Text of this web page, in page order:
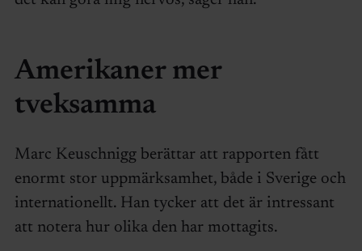
Amerikaner mer
tveksamma
Marc Keuschnigg berättar att rapporten fått
enormt stor uppmärksamhet, både i Sverige och
internationellt. Han tycker att det är intressant
att notera hur olika den har mottagits.